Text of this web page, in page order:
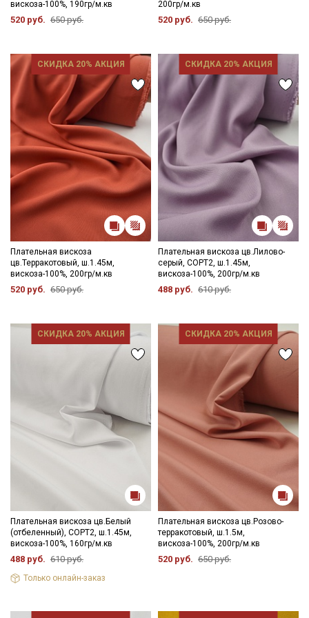
цвета ткани в зависимости от настроек вашего монитора и в
зависимости от партии.
вискоза-100%, 190гр/м.кв
520 руб. 650 руб.
200гр/м.кв
520 руб. 650 руб.
СКИДКА 20% АКЦИЯ
Плательная вискоза
цв.Терракотовый, ш.1.45м,
вискоза-100%, 200гр/м.кв
520 руб. 650 руб.
СКИДКА 20% АКЦИЯ
Плательная вискоза цв.Лилово-
серый, СОРТ2, ш.1.45м,
вискоза-100%, 200гр/м.кв
488 руб. 610 руб.
СКИДКА 20% АКЦИЯ
Плательная вискоза цв.Белый
(отбеленный), СОРТ2, ш.1.45м,
вискоза-100%, 160гр/м.кв
488 руб. 610 руб.
Только онлайн-заказ
СКИДКА 20% АКЦИЯ
Плательная вискоза цв.Розово-
терракотовый, ш.1.5м,
вискоза-100%, 200гр/м.кв
520 руб. 650 руб.
Секретная рассылка от Купава
Мы публикуем здесь дополнительные